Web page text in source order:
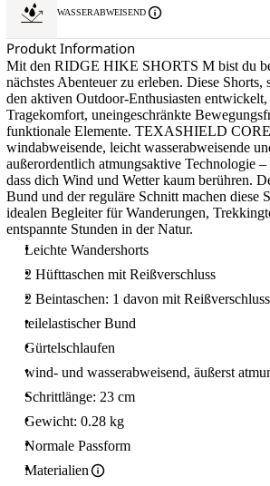
WASSERABWEISEND
Produkt Information
Mit den RIDGE HIKE SHORTS M bist du
nächstes Abenteuer zu erleben. Diese Shorts,
den aktiven Outdoor-Enthusiasten entwickelt,
Tragekomfort, uneingeschränkte
funktionale Elemente. TEXASHIELD
windabweisende, leicht wasserabweisende
außerordentlich atmungsaktive Technologie –
dass dich Wind und Wetter kaum berühren.
Bund und der reguläre Schnitt machen diese
idealen Begleiter für Wanderungen,
entspannte Stunden in der Natur.
Leichte Wandershorts
2 Hüfttaschen mit Reißverschluss
2 Beintaschen: 1 davon mit Reißverschluss
teilelastischer Bund
Gürtelschlaufen
wind- und wasserabweisend, äußerst
Schrittlänge: 23 cm
Gewicht: 0.28 kg
Normale Passform
Materialien